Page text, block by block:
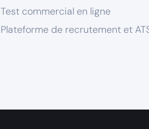
Test commercial en ligne
Plateforme de recrutement et